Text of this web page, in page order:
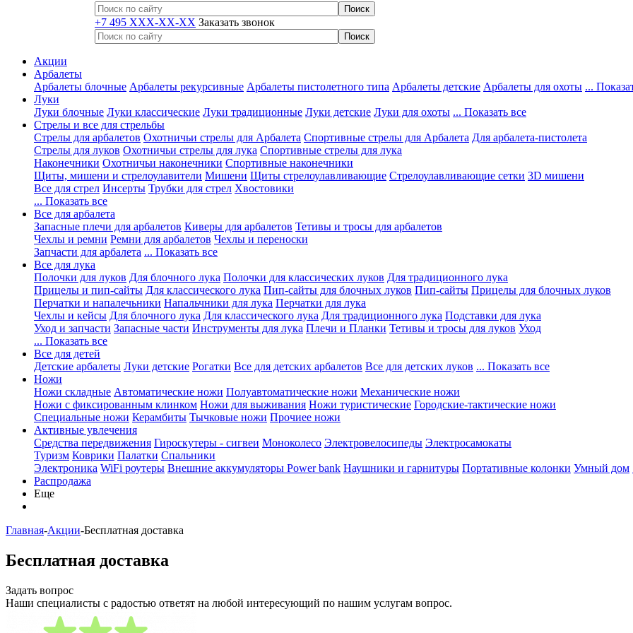
+7 495 XXX-XX-XX Заказать звонок
Акции
Арбалеты
Арбалеты блочные Арбалеты рекурсивные Арбалеты пистолетного типа Арбалеты детские Арбалеты для охоты ...
Луки
Луки блочные Луки классические Луки традиционные Луки детские Луки для охоты ... Показать все
Стрелы и все для стрельбы
Стрелы для арбалетов Охотничьи стрелы для Арбалета Спортивные стрелы для Арбалета Для арбалета-пистолета
Стрелы для луков Охотничьи стрелы для лука Спортивные стрелы для лука
Наконечники Охотничьи наконечники Спортивные наконечники
Щиты, мишени и стрелоулавители Мишени Щиты стрелоулавливающие Стрелоулавливающие сетки 3D мишени
Все для стрел Инсерты Трубки для стрел Хвостовики
... Показать все
Все для арбалета
Запасные плечи для арбалетов Киверы для арбалетов Тетивы и тросы для арбалетов
Чехлы и ремни Ремни для арбалетов Чехлы и переноски
Запчасти для арбалета ... Показать все
Все для лука
Полочки для луков Для блочного лука Полочки для классических луков Для традиционного лука
Прицелы и пип-сайты Для классического лука Пип-сайты для блочных луков Пип-сайты Прицелы для блочных луков
Перчатки и напалечьники Напальчники для лука Перчатки для лука
Чехлы и кейсы Для блочного лука Для классического лука Для традиционного лука Подставки для лука
Уход и запчасти Запасные части Инструменты для лука Плечи и Планки Тетивы и тросы для луков Уход
... Показать все
Все для детей
Детские арбалеты Луки детские Рогатки Все для детских арбалетов Все для детских луков ... Показать все
Ножи
Ножи складные Автоматические ножи Полуавтоматические ножи Механические ножи
Ножи с фиксированным клинком Ножи для выживания Ножи туристические Городские-тактические ножи
Специальные ножи Керамбиты Тычковые ножи Прочиее ножи
Активные увлечения
Средства передвижения Гироскутеры - сигвеи Моноколесо Электровелосипеды Электросамокаты
Туризм Коврики Палатки Спальники
Электроника WiFi роутеры Внешние аккумуляторы Power bank Наушники и гарнитуры Портативные колонки Умный дом
Распродажа
Еще
Главная-Акции-Бесплатная доставка
Бесплатная доставка
Задать вопрос
Наши специалисты с радостью ответят на любой интересующий по нашим услугам вопрос.